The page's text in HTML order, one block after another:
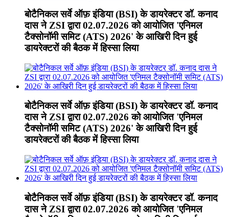
बोटैनिकल सर्वे ऑफ़ इंडिया (BSI) के डायरेक्टर डॉ. कनाद
दास ने ZSI द्वारा 02.07.2026 को आयोजित 'एनिमल
टैक्सोनॉमी समिट (ATS) 2026' के आखिरी दिन हुई
डायरेक्टरों की बैठक में हिस्सा लिया
बोटैनिकल सर्वे ऑफ़ इंडिया (BSI) के डायरेक्टर डॉ. कनाद
दास ने ZSI द्वारा 02.07.2026 को आयोजित 'एनिमल
टैक्सोनॉमी समिट (ATS) 2026' के आखिरी दिन हुई
डायरेक्टरों की बैठक में हिस्सा लिया
बोटैनिकल सर्वे ऑफ़ इंडिया (BSI) के डायरेक्टर डॉ. कनाद
दास ने ZSI द्वारा 02.07.2026 को आयोजित 'एनिमल